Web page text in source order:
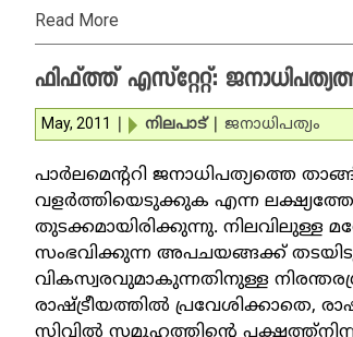
Read More
ഫിഫ്ത്ത് എസ്റ്റേറ്റ്:
May, 2011 നിലപാട്‌ ജനാധിപത്യം
പാര്‍ലമെന്ററി ജനാധിപത്യത്തെ
വളര്‍ത്തിയെടുക്കുക എന്ന
തുടക്കമായിരിക്കുന്നു. നിലവിലുള്ള
സംഭവിക്കുന്ന അപചയങ്ങക്ക്
വികസ്വരവുമാകുന്നതിനുള്ള
രാഷ്ട്രീയത്തില്‍ പ്രവേശിക്കാതെ,
സിവില്‍ സമൂഹത്തിന്റെ